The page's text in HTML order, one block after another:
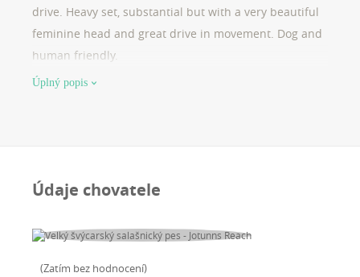
drive. Heavy set, substantial but with a very beautiful
feminine head and great drive in movement. Dog and
human friendly.
Úplný popis
Údaje chovatele
(Zatím bez hodnocení)